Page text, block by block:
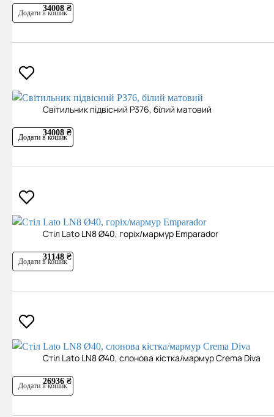
34008 ₴
Додати в кошик
Cвітильник підвісний P376, білий матовий
34008 ₴
Додати в кошик
Cтіл Lato LN8 Ø40, горіх/мармур Emparador
31148 ₴
Додати в кошик
Cтіл Lato LN8 Ø40, слонова кістка/мармур Crema Diva
26936 ₴
Додати в кошик